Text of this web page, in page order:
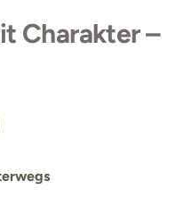
Charakter –